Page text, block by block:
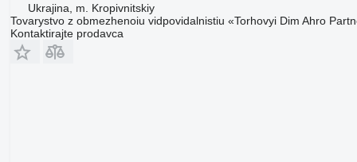
Ukrajina, m. Kropivnitskiy
Tovarystvo z obmezhenoiu vidpovidalnistiu «Torhovyi Dim Ahro
Kontaktirajte prodavca